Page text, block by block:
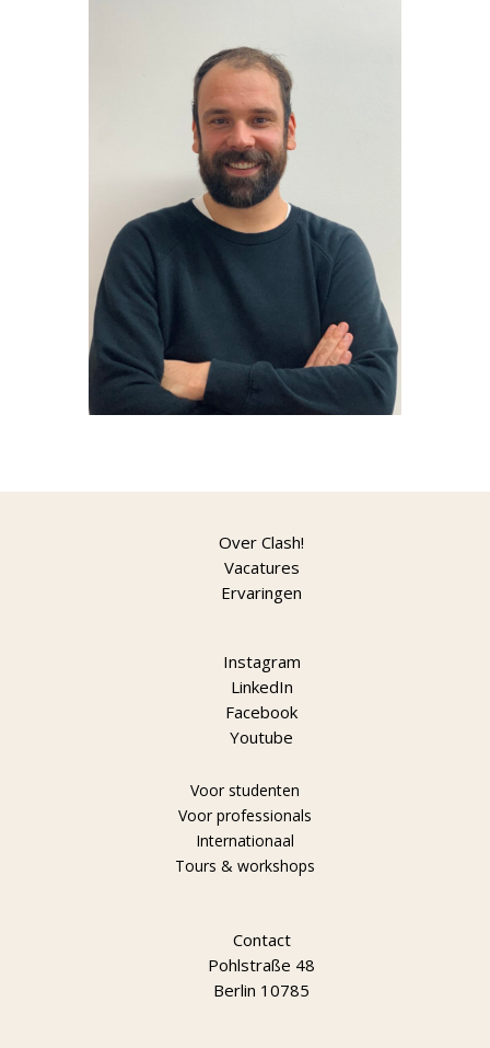
Over Clash!
Vacatures
Ervaringen
Instagram
LinkedIn
Facebook
Youtube
Voor studenten
Voor professionals
Internationaal
Tours & workshops
Contact
Pohlstraße 48
Berlin 10785